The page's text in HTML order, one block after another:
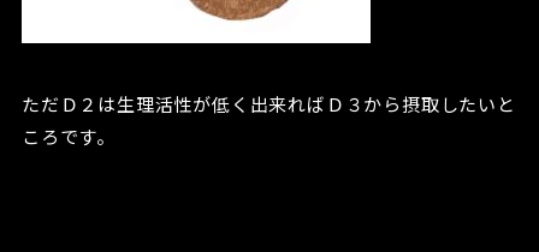
ただＤ２は生理活性が低く出来ればＤ３から摂取したいと
ころです。